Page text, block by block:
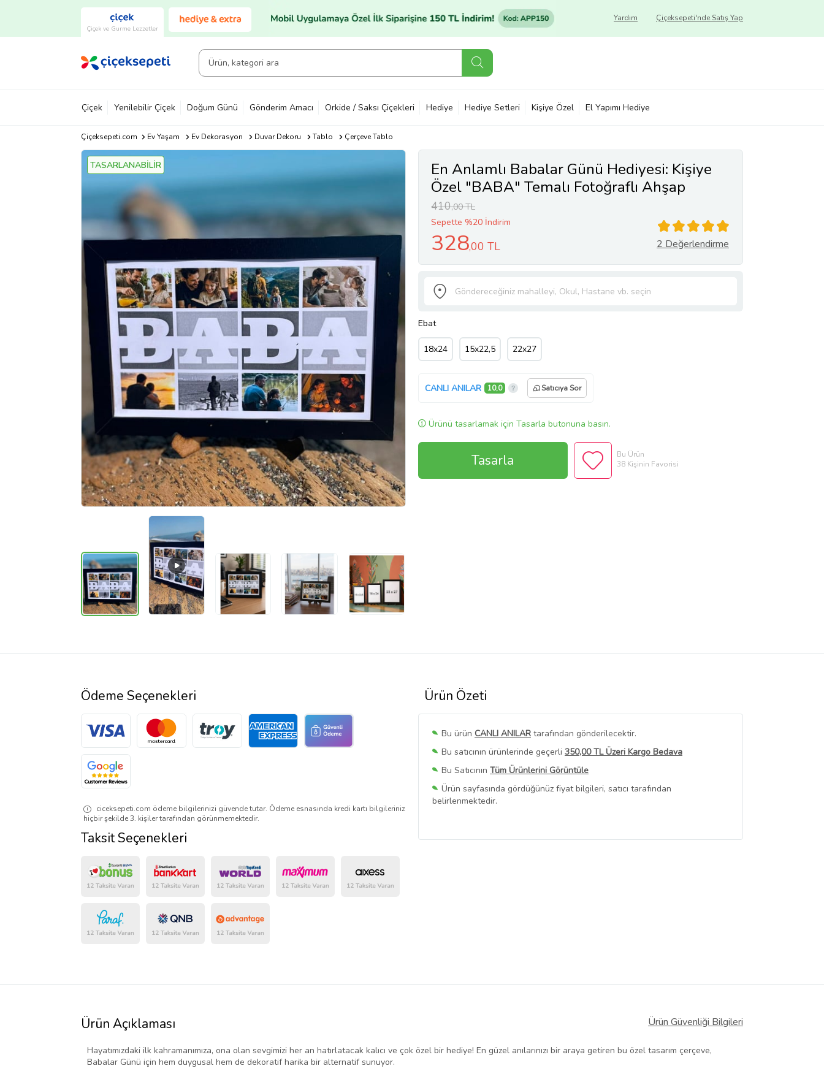
Çiçek ve Gurme Lezzetler
Çiçeksepeti'nde Satış Yap
Yardım
Çiçek Yenilebilir Çiçek Doğum Günü Gönderim Amacı Orkide / Saksı Çiçekleri Hediye Hediye Setleri Kişiye Özel El Yapımı Hediye
Çiçeksepeti.com Ev Yaşam Ev Dekorasyon Duvar Dekoru Tablo Çerçeve Tablo
TASARLANABİLİR
En Anlamlı Babalar Günü Hediyesi: Kişiye
Özel "BABA" Temalı Fotoğraflı Ahşap
Çerçeve
410,00 TL
Sepette %20 İndirim
328,00 TL 2 Değerlendirme
Ebat
18x24 15x22,5 22x27
CANLI ANILAR 10,0 Satıcıya Sor
Ürünü tasarlamak için Tasarla butonuna basın.
Tasarla
Bu Ürün
38 Kişinin Favorisi
Ürün Özeti
Bu ürün CANLI ANILAR tarafından gönderilecektir.
Bu satıcının ürünlerinde geçerli 350,00 TL Üzeri Kargo Bedava
Bu Satıcının Tüm Ürünlerini Görüntüle
Ürün sayfasında gördüğünüz fiyat bilgileri, satıcı tarafından
belirlenmektedir.
Ödeme Seçenekleri
ciceksepeti.com ödeme bilgilerinizi güvende tutar. Ödeme esnasında kredi kartı bilgileriniz
hiçbir şekilde 3. kişiler tarafından görünmemektedir.
Taksit Seçenekleri
Ürün Açıklaması Ürün Güvenliği Bilgileri
Hayatımızdaki ilk kahramanımıza, ona olan sevgimizi her an hatırlatacak kalıcı ve çok özel bir hediye! En güzel anılarınızı bir araya getiren bu özel tasarım çerçeve,
Babalar Günü için hem duygusal hem de dekoratif harika bir alternatif sunuyor.